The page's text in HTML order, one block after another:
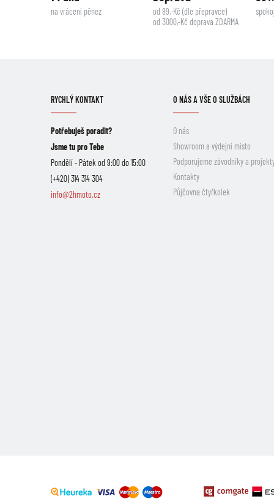
na vrácení pěnez
od 89,-Kč (dle přepravce)
od 3000,-Kč doprava ZDARMA
RYCHLÝ KONTAKT
Potřebuješ poradit?
Jsme tu pro Tebe
Pondělí - Pátek od 9:00 do 15:00
(+420) 314 314 304
info@2hmoto.cz
O NÁS A VŠE O SLUŽBÁCH
O nás
Showroom a výdejní místo
Podporujeme závodníky a
Kontakty
Půjčovna čtyřkolek